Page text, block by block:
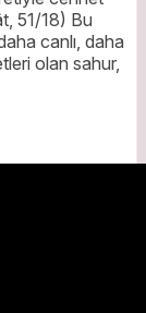
51/18) Bu
canlı, daha
olan sahur,